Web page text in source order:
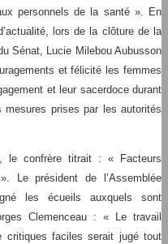
personnels de la santé ». En
lors de la clôture de la
Sénat, Lucie Milebou Aubusson
et félicité les femmes
et leur sacerdoce durant
prises par les autorités
le confrère titrait : « Facteurs
Le président de l’Assemblée
les écueils auxquels sont
Clemenceau : « Le travail
critiques faciles serait jugé tout